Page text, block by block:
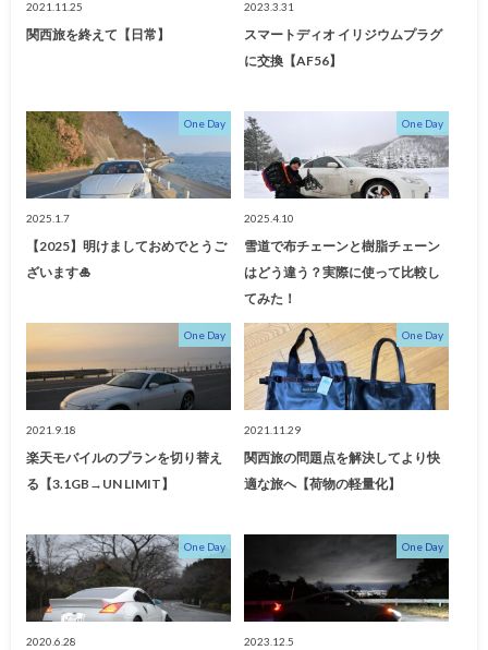
2021.11.25
関西旅を終えて【日常】
2023.3.31
スマートディオ イリジウムプラグ
に交換【AF56】
One Day
2025.1.7
【2025】明けましておめでとうご
ざいます🎍
One Day
2025.4.10
雪道で布チェーンと樹脂チェーン
はどう違う？実際に使って比較し
てみた！
One Day
2021.9.18
楽天モバイルのプランを切り替え
る【3.1GB→UN LIMIT】
One Day
2021.11.29
関西旅の問題点を解決してより快
適な旅へ【荷物の軽量化】
One Day
2020.6.28
One Day
2023.12.5